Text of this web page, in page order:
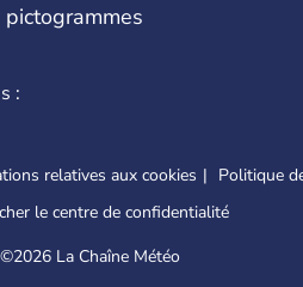
:
relatives aux cookies Politique
le centre de confidentialité
©2026 La Chaîne Météo